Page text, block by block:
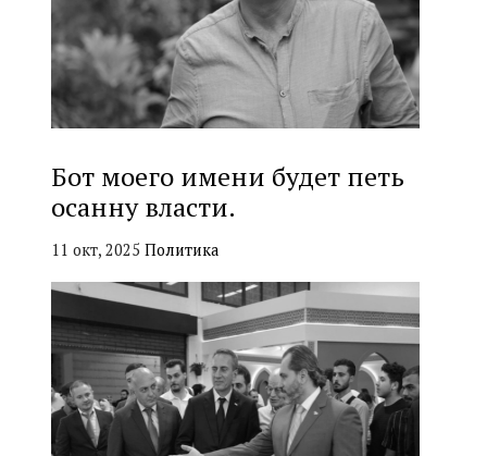
Бот моего имени будет петь
осанну власти.
11 окт, 2025 Политика